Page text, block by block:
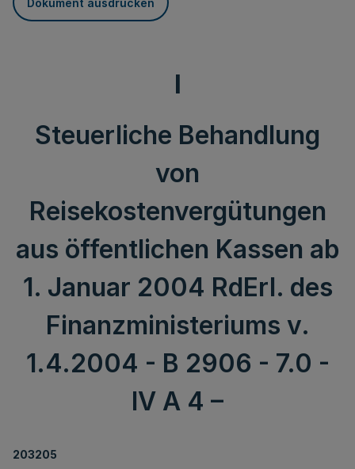
I
Steuerliche Behandlung
von
Reisekostenvergütungen
aus öffentlichen Kassen ab
1. Januar 2004 RdErl. des
Finanzministeriums v.
1.4.2004 - B 2906 - 7.0 -
IV A 4 –
203205